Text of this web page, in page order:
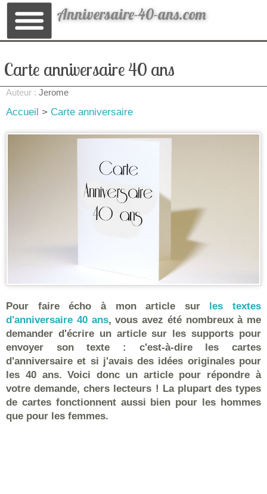
Anniversaire-40-ans.com
Carte anniversaire 40 ans
Auteur : Jerome
Accueil > Carte anniversaire
Pour faire écho à mon article sur les textes
d'anniversaire 40 ans, vous avez été nombreux à me
demander d'écrire un article sur les supports pour
envoyer son texte : c'est-à-dire les cartes
d'anniversaire et si j'avais des idées originales pour
les 40 ans. Voici donc un article pour répondre à
votre demande, chers lecteurs ! La plupart des types
de cartes fonctionnent aussi bien pour les hommes
que pour les femmes.